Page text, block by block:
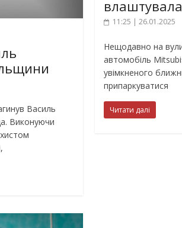
Василь
Виконуючи
11:25 | 26.01.2025
Нещодавно на
автомобіль
увімкненого
припаркуватися
Читати далі